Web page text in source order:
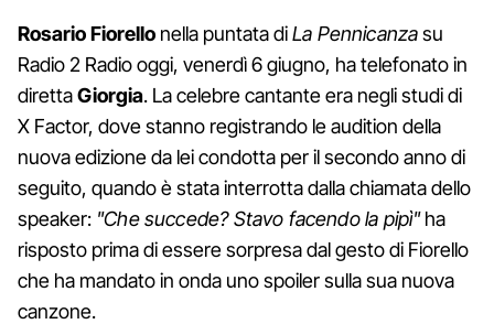
Rosario Fiorello nella puntata diLa Pennicanzasu
Radio 2 Radio oggi, venerdì 6 giugno, ha telefonato in
direttaGiorgia. La celebre cantante era negli studi di
X Factor, dove stanno registrando le audition della
nuova edizione da lei condotta per il secondo anno di
seguito, quando è stata interrotta dalla chiamata dello
speaker: "Che succede? Stavo facendo la pipì"ha
risposto prima di essere sorpresa dal gesto di Fiorello
che ha mandato in onda uno spoiler sulla sua nuova
canzone.